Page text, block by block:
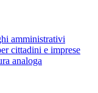
amministrativi
cittadini e imprese
analoga